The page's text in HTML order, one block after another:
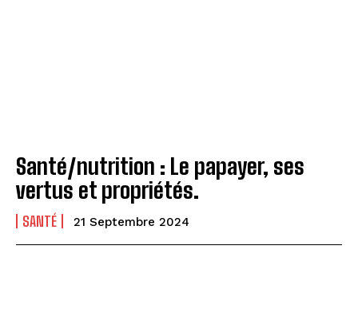
Santé/nutrition : Le papayer, ses
vertus et propriétés.
SANTÉ 21 Septembre 2024